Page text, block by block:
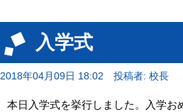
入学式
2018年04月09日 18:02 投稿者: 校長
本日入学式を挙行しました。入学お